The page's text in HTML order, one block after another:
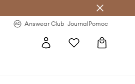
Answear Club JournalPomoc